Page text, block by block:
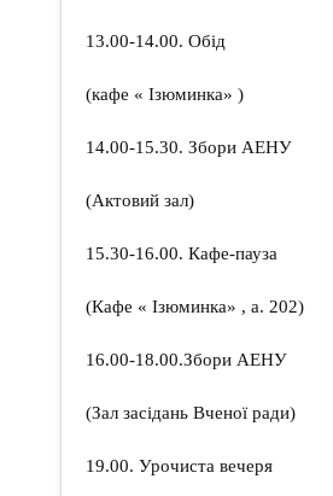
13.00-14.00. Обід
(кафе « Ізюминка» )
14.00-15.30. Збори АЕНУ
(Актовий зал)
15.30-16.00. Кафе-пауза
(Кафе « Ізюминка» , а. 202)
16.00-18.00.Збори АЕНУ
(Зал засідань Вченої ради)
19.00. Урочиста вечеря